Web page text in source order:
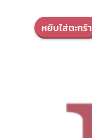
หยิบใส่ตะกร้า